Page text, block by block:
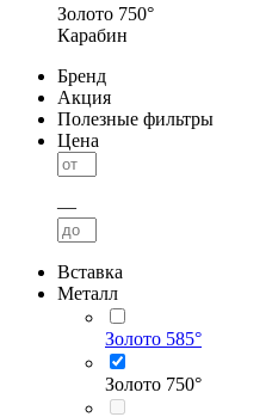
Золото 750°
Карабин
Бренд
Акция
Полезные фильтры
Цена
—
Вставка
Металл
Золото 585°
Золото 750°